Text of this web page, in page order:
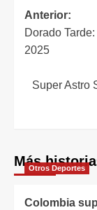
Anterior:
Dorado
2025
Super Astro
MásOtros Deportes
Colombia